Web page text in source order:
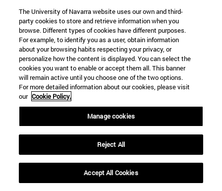
22 SEP
FUNCIÓN Y FICCIÓN. Varios artistas
Más información
The University of Navarra website uses our own and third-
party cookies to store and retrieve information when you
browse. Different types of cookies have different purposes.
For example, to identify you as a user, obtain information
about your browsing habits respecting your privacy, or
personalize how the content is displayed. You can select the
cookies you want to enable or accept them all. This banner
will remain active until you choose one of the two options.
For more detailed information about our cookies, please visit
our Cookie Policy.
Manage cookies
Reject All
Accept All Cookies